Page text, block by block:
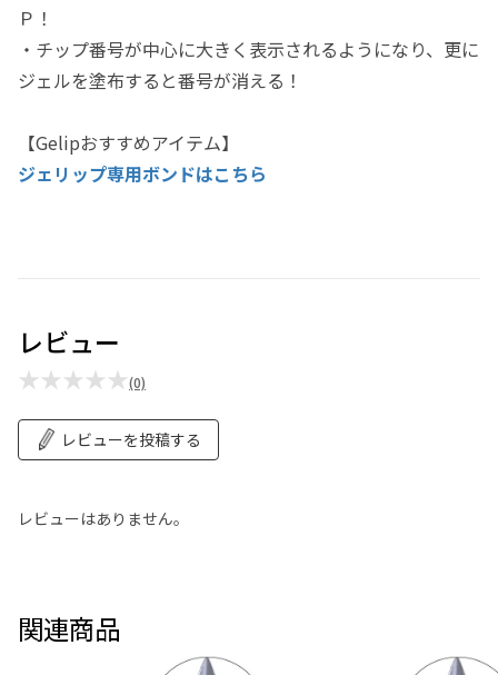
Ｐ！
・チップ番号が中心に大きく表示されるようになり、更に
ジェルを塗布すると番号が消える！
【Gelipおすすめアイテム】
ジェリップ専用ボンドはこちら
レビュー
★★★★★(0)
レビューを投稿する
レビューはありません。
関連商品